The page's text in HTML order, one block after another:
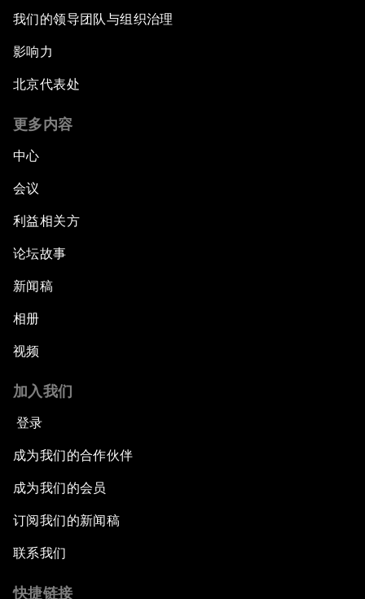
我们的领导团队与组织治理
影响力
北京代表处
更多内容
中心
会议
利益相关方
论坛故事
新闻稿
相册
视频
加入我们
登录
成为我们的合作伙伴
成为我们的会员
订阅我们的新闻稿
联系我们
快捷链接